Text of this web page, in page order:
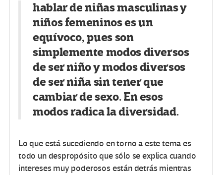
hablar de niñas masculinas y
niños femeninos es un
equívoco, pues son
simplemente modosdiversos
de ser niño ymodosdiversos
de ser niña sin tener que
cambiar de sexo. En esos
modos radica ladiversidad.
Lo que está sucediendo en torno a este tema es
todo un despropósito que sólo se explica cuando
intereses muy poderosos están detrás mientras